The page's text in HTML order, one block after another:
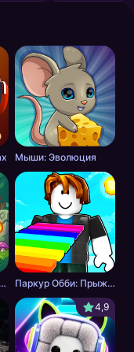
Мыши: Эволюция
Лучник против монстров Паркур Обби: Прыжок к Победе
4,9